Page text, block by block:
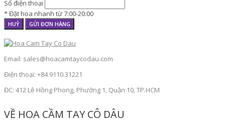
Số điện thoại
* Đặt hoa nhanh từ 7:00-20:00
HUỶ GỬI ĐƠN HÀNG
Email: sales@hoacamtaycodau.com
Điện thoại: +84.9110.31221
ĐC: 412 Lê Hồng Phong, Phường 1, Quận 10, TP.HCM
VỀ HOA CẦM TAY CÔ DÂU